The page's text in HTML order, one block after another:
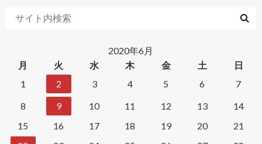
2020年6月
月
火 水 木 金 土
日
1
2 3 4 5 6
7
8
9 10 11 12 13
14
15
16 17 18 19 20
21